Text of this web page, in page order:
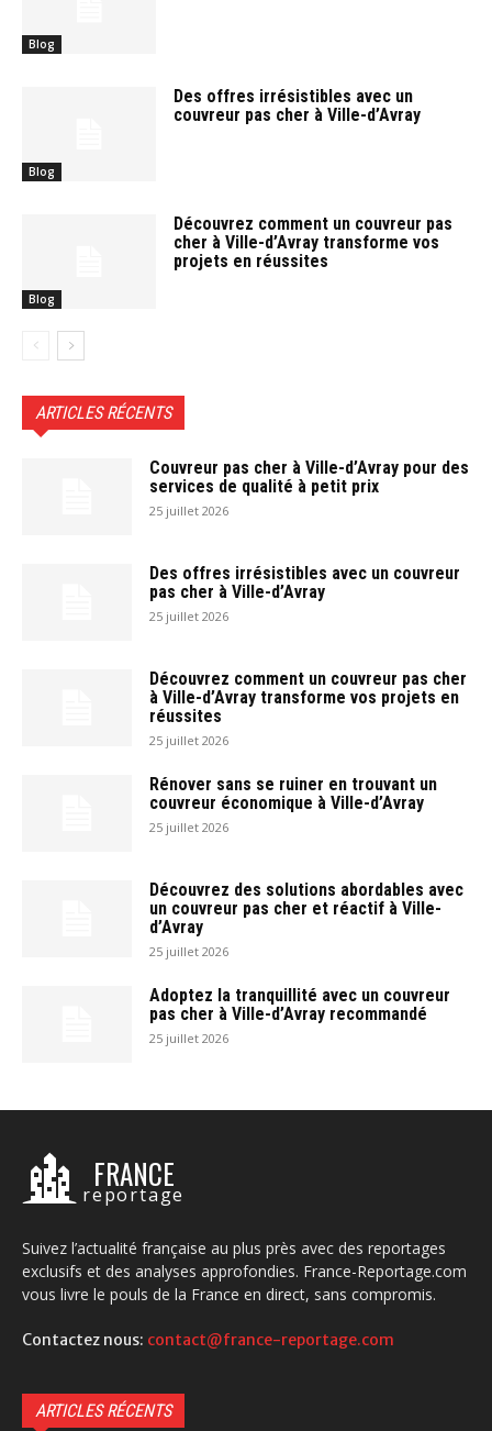
Blog
Blog
Des offres irrésistibles avec un
couvreur pas cher à Ville-d’Avray
Blog
Découvrez comment un couvreur pas
cher à Ville-d’Avray transforme vos
projets en réussites
ARTICLES RÉCENTS
Couvreur pas cher à Ville-d’Avray pour des
services de qualité à petit prix
25 juillet 2026
Des offres irrésistibles avec un couvreur
pas cher à Ville-d’Avray
25 juillet 2026
Découvrez comment un couvreur pas cher
à Ville-d’Avray transforme vos projets en
réussites
25 juillet 2026
Rénover sans se ruiner en trouvant un
couvreur économique à Ville-d’Avray
25 juillet 2026
Découvrez des solutions abordables avec
un couvreur pas cher et réactif à Ville-
d’Avray
25 juillet 2026
Adoptez la tranquillité avec un couvreur
pas cher à Ville-d’Avray recommandé
25 juillet 2026
FRANCE
reportage
Suivez l’actualité française au plus près avec des reportages
exclusifs et des analyses approfondies. France-Reportage.com
vous livre le pouls de la France en direct, sans compromis.
Contactez nous: contact@france-reportage.com
ARTICLES RÉCENTS